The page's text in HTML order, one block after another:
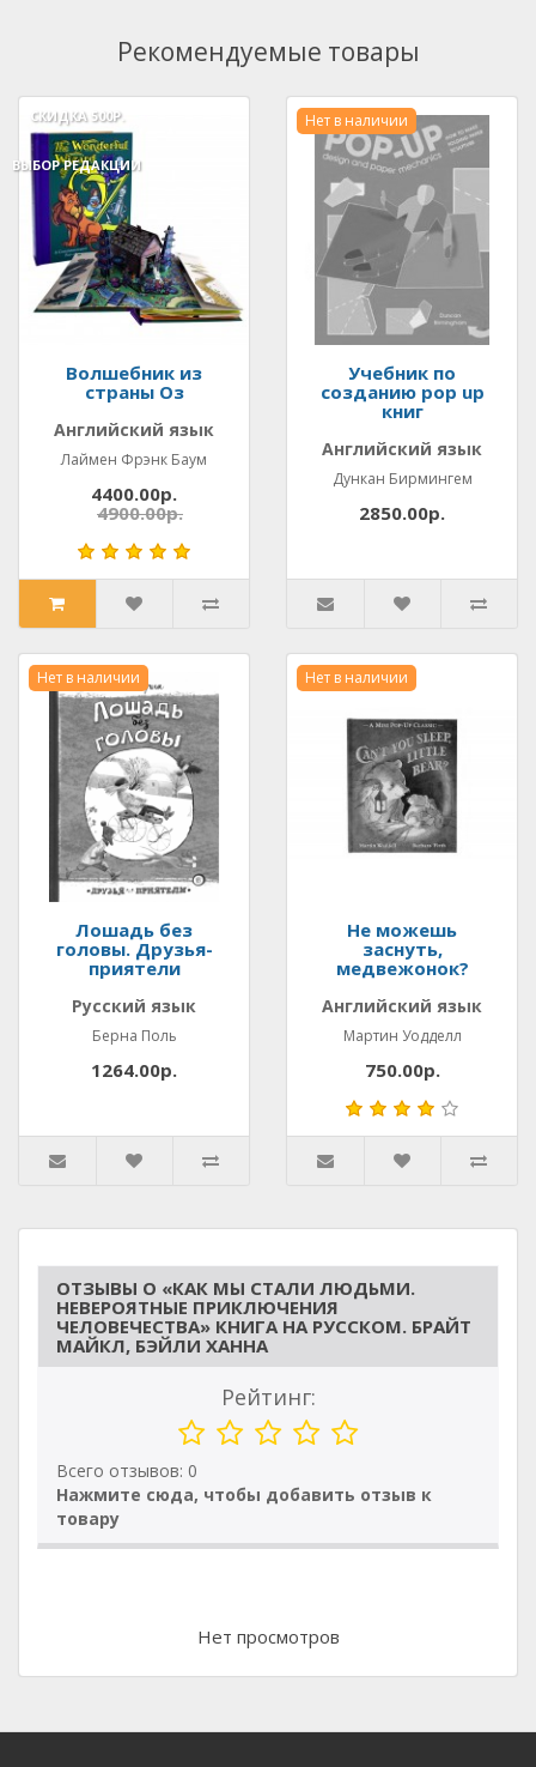
Рекомендуемые товары
Волшебник из
страны Оз
Английский язык
Лаймен Фрэнк Баум
СКИДКА 500Р.
ВЫБОР РЕДАКЦИИ
4400.00р.
4900.00р.
Нет в наличии
Учебник по
созданию pop up
книг
Английский язык
Дункан Бирмингем
2850.00р.
Нет в наличии
Лошадь без
головы. Друзья-
приятели
Русский язык
Берна Поль
1264.00р.
Нет в наличии
Не можешь
заснуть,
медвежонок?
Английский язык
Мартин Уодделл
750.00р.
ОТЗЫВЫ О «КАК МЫ СТАЛИ ЛЮДЬМИ.
НЕВЕРОЯТНЫЕ ПРИКЛЮЧЕНИЯ
ЧЕЛОВЕЧЕСТВА» КНИГА НА РУССКОМ. БРАЙТ
МАЙКЛ, БЭЙЛИ ХАННА
Рейтинг:
Всего отзывов: 0
Нажмите сюда, чтобы добавить отзыв к
товару
Нет просмотров